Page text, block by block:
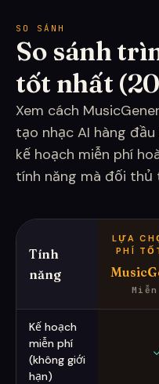
SO SÁNH
So sánh
tốt nhất
Xem cách
tạo nhạc AI hàng
kế hoạch miễn phí
tính năng mà đối thủ
Tính
năng
LỰA
PHÍ
Kế hoạch
miễn phí
(không giới
hạn)